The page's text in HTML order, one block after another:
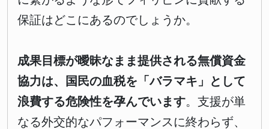
保証はどこにあるのでしょうか。
成果目標が曖昧なまま提供される無償資金
協力は、国民の血税を「バラマキ」として
浪費する危険性を孕んでいます。支援が単
なる外交的なパフォーマンスに終わらず、